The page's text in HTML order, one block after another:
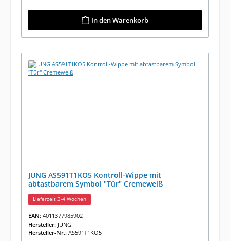
In den Warenkorb
JUNG AS591T1KO5 Kontroll-Wippe mit
abtastbarem Symbol "Tür" Cremeweiß
Lieferzeit 3-4 Wochen
EAN: 4011377985902
Hersteller: JUNG
Hersteller-Nr.: AS591T1KO5